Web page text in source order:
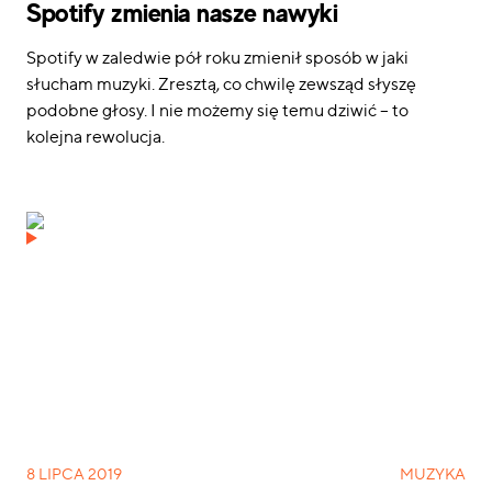
Spotify zmienia nasze nawyki
Spotify w zaledwie pół roku zmienił sposób w jaki
słucham muzyki. Zresztą, co chwilę zewsząd słyszę
podobne głosy. I nie możemy się temu dziwić – to
kolejna rewolucja.
8 LIPCA 2019 MUZYKA